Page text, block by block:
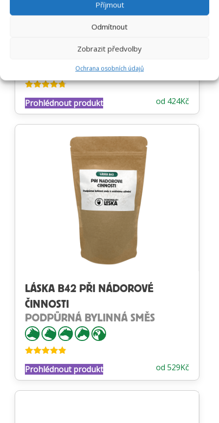
Příjmout
Odmítnout
Zobrazit předvolby
Ochrana osobních údajů
POHYBOVÝ APARÁT / PSYCHIKA /
TRACHEÁLNÍ KOLAPS
4.68z 5 od 424Kč
Prohlédnout produkt
LÁSKA B42 PŘI NÁDOROVÉ
ČINNOSTI
PODPŮRNÁ BYLINNÁ SMĚS
4.81z 5 od 529Kč
Prohlédnout produkt